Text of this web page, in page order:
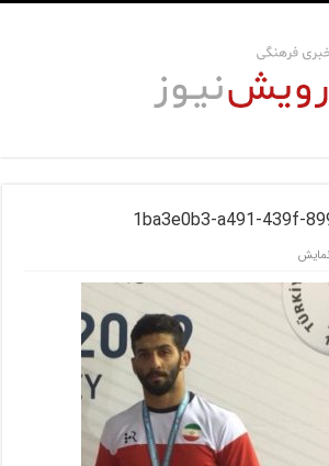
1ba3e0b3-a491-439f-